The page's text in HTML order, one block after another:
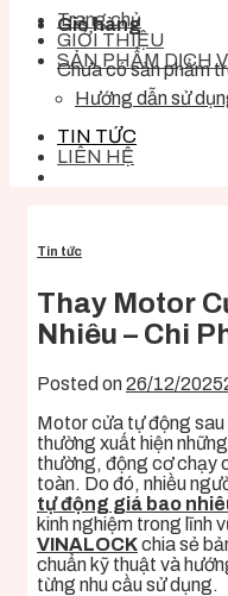
Giỏ hàng
Chưa có sản phẩm
Trang chủ
GIỚI THIỆU
SẢN PHẨM DỊCH
Hướng dẫn sử
TIN TỨC
LIÊN HỆ
Tin tức
Thay Motor
Nhiêu – Chi
Posted on26/12/2025
Motor cửa tự động
thường xuất hiện
thường, động cơ chạy
toàn. Do đó, nhiều
tự động giá bao
kinh nghiệm trong lĩnh
VINALOCKchia sẻ
chuẩn kỹ thuật và
từng nhu cầu sử dụng.